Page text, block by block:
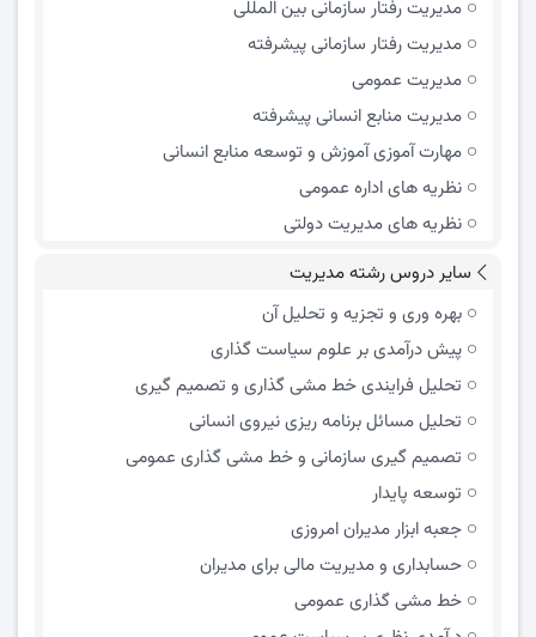
مدیریت رفتار سازمانی بین المللی
مدیریت رفتار سازمانی پیشرفته
مدیریت عمومی
مدیریت منابع انسانی پیشرفته
مهارت آموزی آموزش و توسعه منابع انسانی
نظریه های اداره عمومی
نظریه های مدیریت دولتی
سایر دروس رشته مدیریت
بهره وری و تجزیه و تحلیل آن
پیش درآمدی بر علوم سیاست گذاری
تحلیل فرایندی خط مشی گذاری و تصمیم گیری
تحلیل مسائل برنامه ریزی نیروی انسانی
تصمیم گیری سازمانی و خط مشی گذاری عمومی
توسعه پایدار
جعبه ابزار مدیران امروزی
حسابداری و مدیریت مالی برای مدیران
خط مشی گذاری عمومی